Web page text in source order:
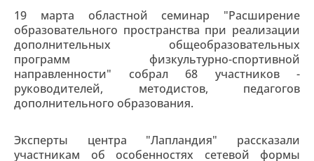
19 марта областной семинар "Расширение
образовательного пространства при реализации
дополнительных общеобразовательных
программ физкультурно-спортивной
направленности" собрал 68 участников -
руководителей, методистов, педагогов
дополнительного образования.
Эксперты центра "Лапландия" рассказали
участникам об особенностях сетевой формы